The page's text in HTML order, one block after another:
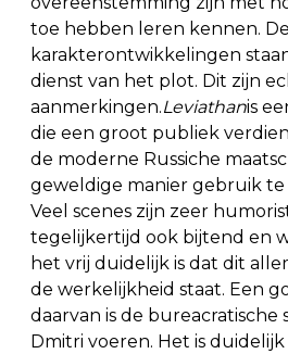
toe hebben leren kennen.
karakterontwikkelingen
dienst van het plot. Dit zijn
aanmerkingen.Leviathanis
die een groot publiek
de moderne Russiche
geweldige manier gebruik te
Veel scenes zijn zeer
tegelijkertijd ook bijtend en
het vrij duidelijk is dat dit
de werkelijkheid staat. Een
daarvan is de bureacratische
Dmitri voeren. Het is